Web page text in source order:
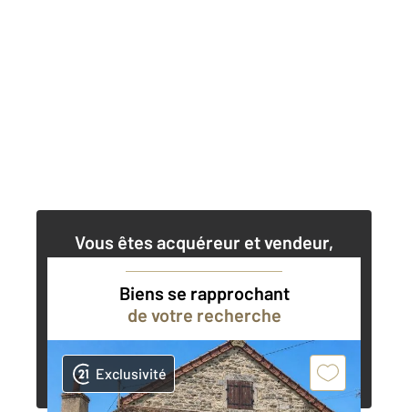
Vous êtes acquéreur et vendeur,
Contacter l'agence
Demander une estimation
Biens se rapprochant
de votre recherche
Exclusivité